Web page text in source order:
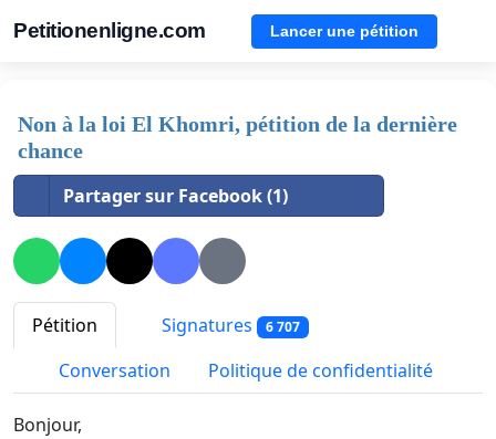
Petitionenligne.com Lancer une pétition
Non à la loi El Khomri, pétition de la dernière
chance
Partager sur Facebook (1)
Pétition Signatures 6 707
Conversation Politique de confidentialité
Bonjour,